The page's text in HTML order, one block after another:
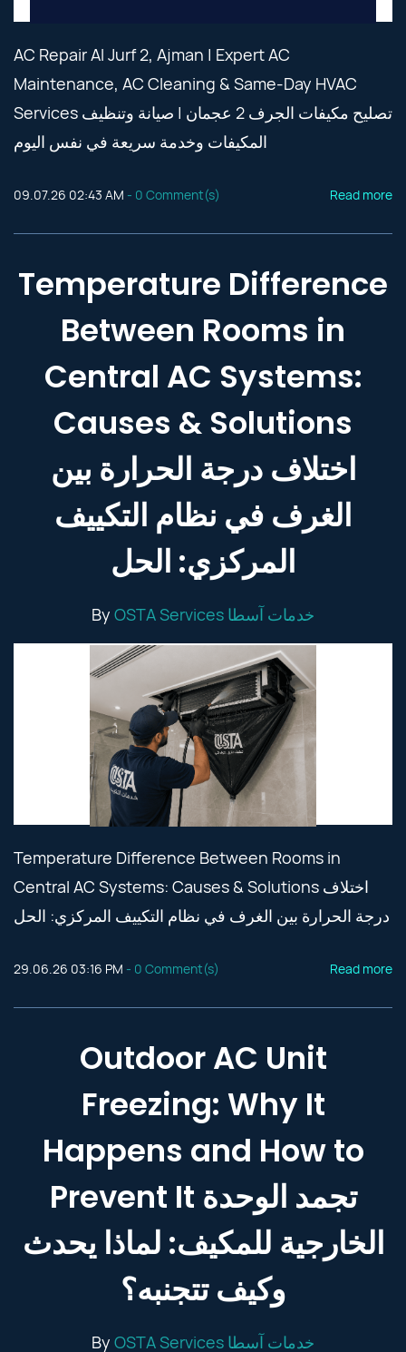
AC Repair Al Jurf 2, Ajman | Expert AC
Maintenance, AC Cleaning & Same-Day HVAC
Services تصليح مكيفات الجرف 2 عجمان | صيانة وتنظيف
المكيفات وخدمة سريعة في نفس اليوم
09.07.26 02:43 AM - 0 Comment(s) Read more
Temperature Difference
Between Rooms in
Central AC Systems:
Causes & Solutions
اختلاف درجة الحرارة بين
الغرف في نظام التكييف
المركزي: الحل
By OSTA Services خدمات آسطا
Temperature Difference Between Rooms in
Central AC Systems: Causes & Solutions اختلاف
درجة الحرارة بين الغرف في نظام التكييف المركزي: الحل
29.06.26 03:16 PM - 0 Comment(s) Read more
Outdoor AC Unit
Freezing: Why It
Happens and How to
Prevent It تجمد الوحدة
الخارجية للمكيف: لماذا يحدث
وكيف تتجنبه؟
By OSTA Services خدمات آسطا